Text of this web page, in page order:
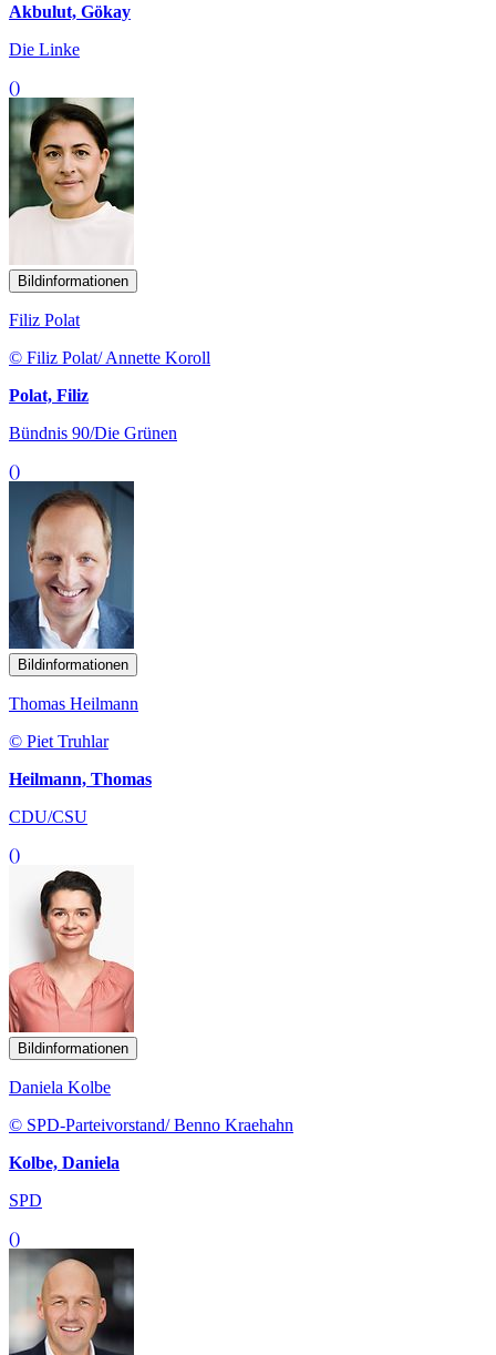
Akbulut, Gökay
Die Linke
()
Bildinformationen
Filiz Polat
© Filiz Polat/ Annette Koroll
Polat, Filiz
Bündnis 90/Die Grünen
()
Bildinformationen
Thomas Heilmann
© Piet Truhlar
Heilmann, Thomas
CDU/CSU
()
Bildinformationen
Daniela Kolbe
© SPD-Parteivorstand/ Benno Kraehahn
Kolbe, Daniela
SPD
()